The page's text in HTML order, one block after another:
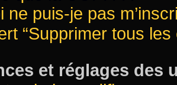
ne puis-je pas
“Supprimer tous
et réglages des